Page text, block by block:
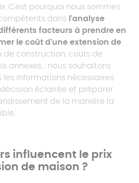
C'est pourquoi nous sommes
dans l'analyse
facteurs à prendre en
le coût d'une extension de
de construction, coûts de
annexes... nous souhaitons
les informations nécessaires
éclairée et préparer
de la manière la
influencent le prix
de maison ?